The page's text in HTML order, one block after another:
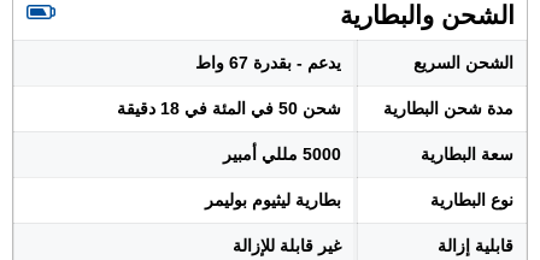
الشحن والبطارية
الشحن السريع يدعم - بقدرة 67 واط
مدة شحن البطارية شحن 50 في المئة في 18 دقيقة
سعة البطارية 5000 مللي أمبير
نوع البطارية بطارية ليثيوم بوليمر
قابلية إزالة غير قابلة للإزالة